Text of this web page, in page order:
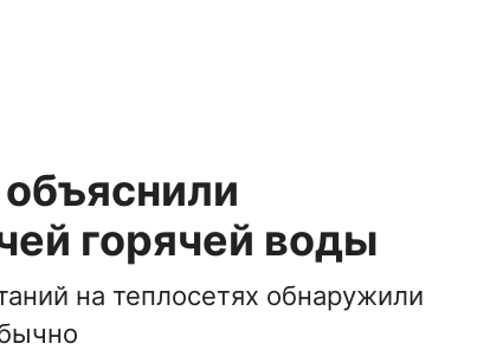
горячей воды
на теплосетях обнаружили